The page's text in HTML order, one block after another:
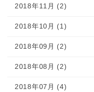
2018年11月 (2)
2018年10月 (1)
2018年09月 (2)
2018年08月 (2)
2018年07月 (4)